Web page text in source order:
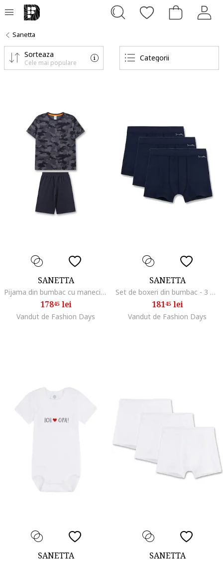
Sanetta
Categorii
Sorteaza
Cele mai populare
SANETTA
Pijama din bumbac cu maneci scurte, Negru/Gri
17845lei
Vandut de Fashion Days
SANETTA
Set de boxeri din bumbac - 3 perechi, Albastru
18145lei
Vandut de Fashion Days
SANETTA SANETTA